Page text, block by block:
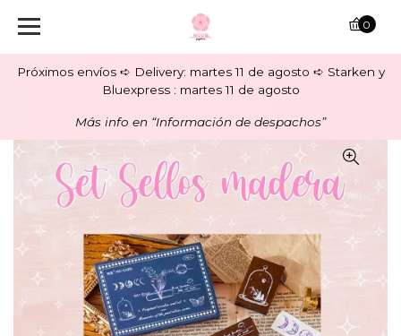
Próximos envíos ➪ Delivery: martes 11 de agosto ➪ Starken y
Bluexpress : martes 11 de agosto
Más info en “Información de despachos”
0